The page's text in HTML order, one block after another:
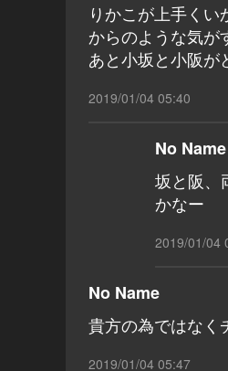
りかこが上手く
からのような気が
あと小坂と小阪が
2019/01/04 05:40
No Name
坂と阪、
かなー
2019/01/04
No Name
貴方の為ではなく
2019/01/04 05:47